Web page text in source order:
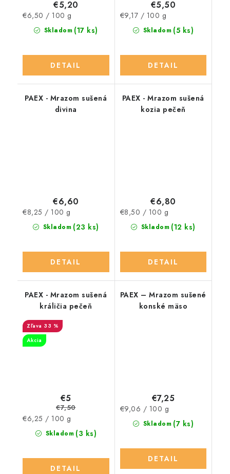
Skladom (17 ks)
€5,20
Jednotková
cena:
€6,50 / 100 g
DETAIL
Skladom (5 ks)
€5,50
Jednotková
cena:
€9,17 / 100 g
DETAIL
PAEX - Mrazom sušená
divina
Skladom (23 ks)
€6,60
Jednotková
cena:
€8,25 / 100 g
DETAIL
PAEX - Mrazom sušená
kozia pečeň
Skladom (12 ks)
€6,80
Jednotková
cena:
€8,50 / 100 g
DETAIL
PAEX - Mrazom sušená
králičia pečeň
33 %
Akcia
Skladom (3 ks)
€5
€7,50
Jednotková
cena:
€6,25 / 100 g
DETAIL
PAEX – Mrazom sušené
konské mäso
Skladom (7 ks)
€7,25
Jednotková
cena:
€9,06 / 100 g
DETAIL